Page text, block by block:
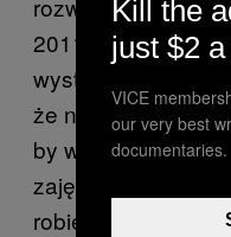
2011 r., a w
występowałam. To
że nauka w NYSB
by wkręcić się w
zajęć: podstawy,
robienie
Kill the
just $2
VICE
our very best
documentaries.